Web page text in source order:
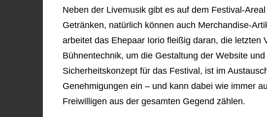
Neben der Livemusik gibt es auf dem Festival-
Getränken, natürlich können auch Merchandise-
arbeitet das Ehepaar Iorio fleißig daran, die letzten
Bühnentechnik, um die Gestaltung der Website
Sicherheitskonzept für das Festival, ist im
Genehmigungen ein – und kann dabei wie immer
Freiwilligen aus der gesamten Gegend zählen.